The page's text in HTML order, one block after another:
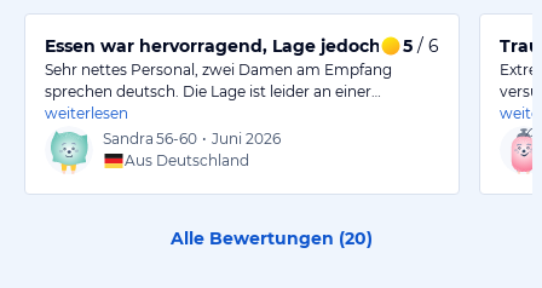
Essen war hervorragend, Lage jedoch beeinträchtigt
5 / 6
Sehr nettes Personal, zwei Damen am Empfang
sprechen deutsch. Die Lage ist leider an einer…
weiterlesen
Sandra 56-60 • Juni 2026
Aus Deutschland
Alle Bewertungen (20)